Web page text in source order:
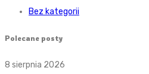
Bez kategorii
Polecane posty
8 sierpnia 2026